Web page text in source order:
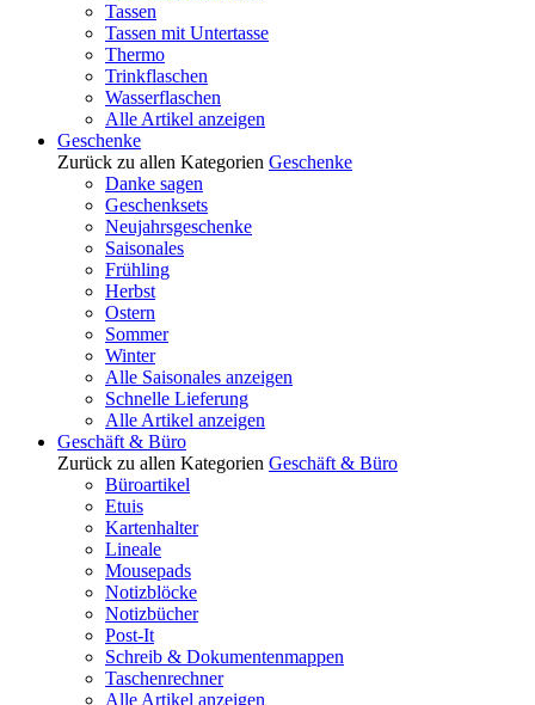
Tassen
Tassen mit Untertasse
Thermo
Trinkflaschen
Wasserflaschen
Alle Artikel anzeigen
Geschenke
Zurück zu allen Kategorien Geschenke
Danke sagen
Geschenksets
Neujahrsgeschenke
Saisonales
Frühling
Herbst
Ostern
Sommer
Winter
Alle Saisonales anzeigen
Schnelle Lieferung
Alle Artikel anzeigen
Geschäft & Büro
Zurück zu allen Kategorien Geschäft & Büro
Büroartikel
Etuis
Kartenhalter
Lineale
Mousepads
Notizblöcke
Notizbücher
Post-It
Schreib & Dokumentenmappen
Taschenrechner
Alle Artikel anzeigen